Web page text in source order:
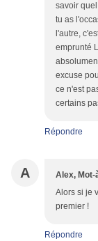
savoir
tu as
l'autre,
emprunté
excuse
ce n'est
certains
Répondre
A Alex, Mot-
Alors si je
premier !
Répondre